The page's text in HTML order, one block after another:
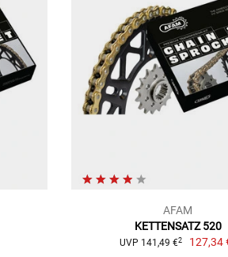
AFAM
KETTENSATZ 520
UVP 141,49 €2 127,34